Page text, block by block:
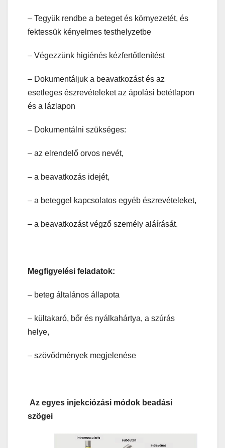
– Tegyük rendbe a beteget és környezetét, és
fektessük kényelmes testhelyzetbe
– Végezzünk higiénés kézfertőtlenítést
– Dokumentáljuk a beavatkozást és az
esetleges észrevételeket az ápolási betétlapon
és a lázlapon
– Dokumentálni szükséges:
– az elrendelő orvos nevét,
– a beavatkozás idejét,
– a beteggel kapcsolatos egyéb észrevételeket,
– a beavatkozást végző személy aláírását.
Megfigyelési feladatok:
– beteg általános állapota
– kültakaró, bőr és nyálkahártya, a szúrás
helye,
– szövődmények megjelenése
Az egyes injekciózási módok beadási
szögei